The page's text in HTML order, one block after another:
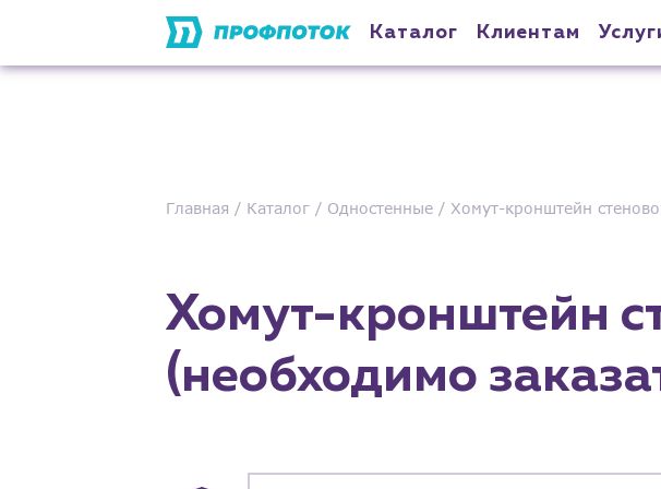
Каталог Клиентам
Главная Каталог Одностенные Хомут-кронштейн
Хомут-кронштейн
(необходимо